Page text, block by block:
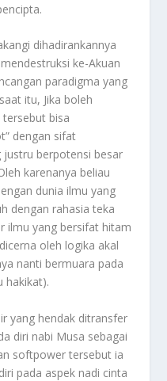
dihadirankannya
ke-Akuan
paradigma yang
itu, Jika boleh
bisa
dengan sifat
justru berpotensi besar
karenanya beliau
dunia ilmu yang
dengan rahasia teka
ilmu yang bersifat hitam
oleh logika akal
nanti bermuara pada
hakikat).
yang hendak ditransfer
diri nabi Musa sebagai
softpower tersebut ia
pada aspek nadi cinta